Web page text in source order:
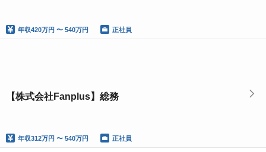
年収420万円 〜 540万円 正社員
【株式会社Fanplus】総務
年収312万円 〜 540万円 正社員